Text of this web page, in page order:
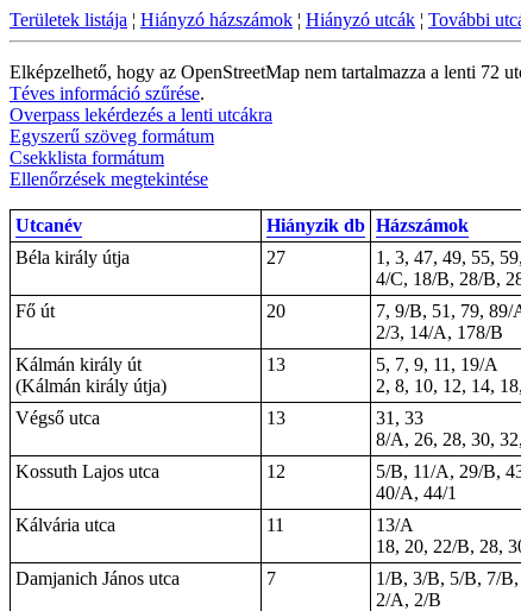
Területek listája ¦ Hiányzó házszámok ¦ Hiányzó utcák ¦ További
Elképzelhető, hogy az OpenStreetMap nem tartalmazza a lenti 72
Téves információ szűrése.
Overpass lekérdezés a lenti utcákra
Egyszerű szöveg formátum
Csekklista formátum
Ellenőrzések megtekintése
Utcanév Hiányzik db Házszámok
Béla király útja
27
1, 3, 47, 49, 55,
4/C, 18/B, 28/B,
Fő út
20
7, 9/B, 51, 79,
2/3, 14/A, 178/B
Kálmán király út
(Kálmán király útja)
13
5, 7, 9, 11, 19/A
2, 8, 10, 12, 14,
Végső utca
13
31, 33
8/A, 26, 28, 30,
Kossuth Lajos utca
12
5/B, 11/A, 29/B,
40/A, 44/1
Kálvária utca
11
13/A
18, 20, 22/B, 28,
Damjanich János utca
7
1/B, 3/B, 5/B, 7/
2/A, 2/B